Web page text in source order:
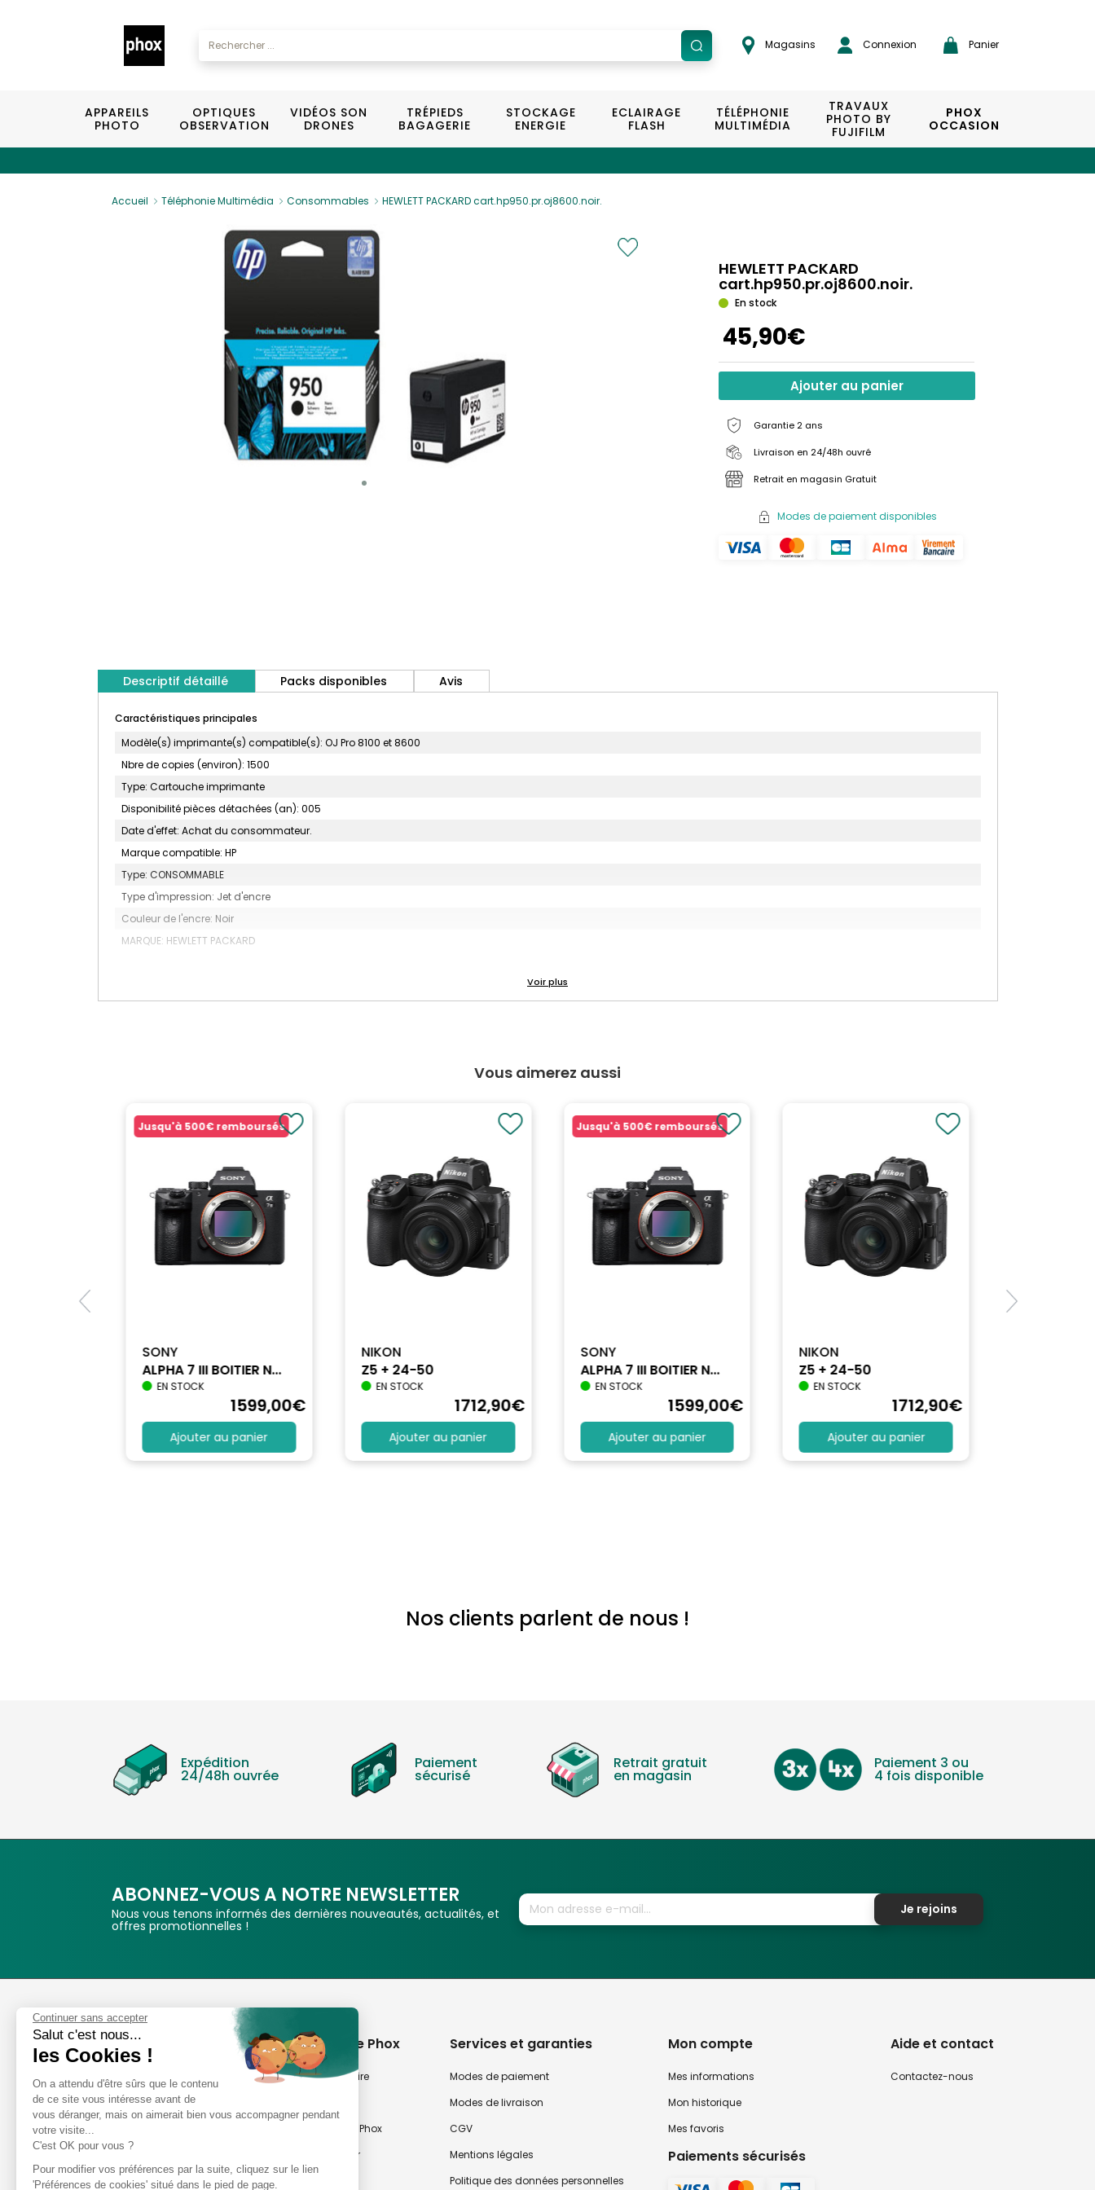
Magasins Connexion Panier
APPAREILS
PHOTO
OPTIQUES
OBSERVATION
VIDÉOS SON
DRONES
TRÉPIEDS
BAGAGERIE
STOCKAGE
ENERGIE
ECLAIRAGE
FLASH
TÉLÉPHONIE
MULTIMÉDIA
TRAVAUX
PHOTO BY
FUJIFILM
PHOX
OCCASION
Accueil Téléphonie Multimédia Consommables HEWLETT PACKARD cart.hp950.pr.oj8600.noir.
HEWLETT PACKARD
cart.hp950.pr.oj8600.noir.
En stock
45,90€
Ajouter au panier
Garantie 2 ans
Livraison en 24/48h ouvré
Retrait en magasin Gratuit
Modes de paiement disponibles
Descriptif détaillé Packs disponibles Avis
Caractéristiques principales
Modèle(s) imprimante(s) compatible(s): OJ Pro 8100 et 8600
Nbre de copies (environ): 1500
Type: Cartouche imprimante
Disponibilité pièces détachées (an): 005
Date d'effet: Achat du consommateur.
Marque compatible: HP
Type: CONSOMMABLE
Type d'impression: Jet d'encre
Couleur de l'encre: Noir
MARQUE: HEWLETT PACKARD
Vous aimerez aussi
Jusqu'à 500€ remboursés
SONY
ALPHA 7 III BOITIER N...
EN STOCK
1599,00€
Ajouter au panier
NIKON
Z5 + 24-50
EN STOCK
1712,90€
Ajouter au panier
Jusqu'à 500€ remboursés
SONY
ALPHA 7 III BOITIER N...
EN STOCK
1599,00€
Ajouter au panier
NIKON
Z5 + 24-50
EN STOCK
1712,90€
Ajouter au panier
Nos clients parlent de nous !
Expédition
24/48h ouvrée
Paiement
sécurisé
Retrait gratuit
en magasin
Paiement 3 ou
4 fois disponible
ABONNEZ-VOUS A NOTRE NEWSLETTER
Nous vous tenons informés des dernières nouveautés, actualités, et
offres promotionnelles !
Je rejoins
Phox
Spécialiste de l'image
Suivez-nous
Avis clients
8,2/10 Avis vérifiés
L'Appli Phox
A propos de Phox
Notre savoir-faire
Nos magasins Phox
Notre newsletter
Services et garanties
Modes de paiement
Modes de livraison
CGV
Mentions légales
Politique des données personnelles
Mon compte
Mes informations
Mon historique
Mes favoris
Paiements sécurisés
Aide et contact
Contactez-nous
Continuer sans accepter
Salut c'est nous...
les Cookies !
On a attendu d'être sûrs que le contenu
de ce site vous intéresse avant de
vous déranger, mais on aimerait bien vous accompagner pendant
votre visite...
C'est OK pour vous ?
Pour modifier vos préférences par la suite, cliquez sur le lien
'Préférences de cookies' situé dans le pied de page.